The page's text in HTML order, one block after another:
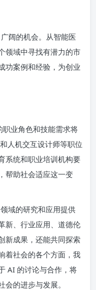
阔的机会。从智能医
领域中寻找有潜力的市
功案例和经验，为创业
业角色和技能需求将
人机交互设计师等职位
系统和职业培训机构要
帮助社会适应这一变
域的研究和应用提供
新、行业应用、道德伦
新成果，还能共同探索
着社会的各个方面，我
AI 的讨论与合作，将
的进步与发展。